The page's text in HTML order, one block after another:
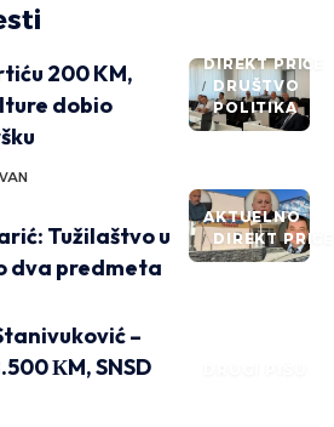
DIREKT PRIČE
DRUŠTVO
POLITIKA
200 KM,
dobio
AKTUELNO
DIREKT PRIČE
Tužilaštvo u
dva predmeta
–
КM, SNSD